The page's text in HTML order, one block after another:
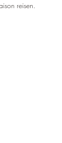
reisen.